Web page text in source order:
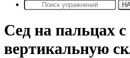
Сед на пальцах
вертикальную